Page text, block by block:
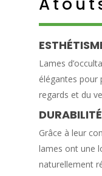
Lames
élégantes pour
regards et du
DURABILITÉ
Grâce à leur
lames ont une
naturellement